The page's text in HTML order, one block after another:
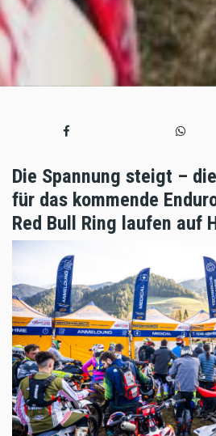
Die Spannung steigt –
für das kommende
Red Bull Ring laufen auf